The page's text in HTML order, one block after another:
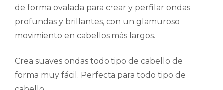
de forma ovalada para crear y perfilar ondas
profundas y brillantes, con un glamuroso
movimiento en cabellos más largos.
Crea suaves ondas todo tipo de cabello de
forma muy fácil. Perfecta para todo tipo de